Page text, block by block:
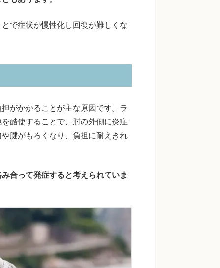
で症状が慢性化し回復が難しくな
がかかることが主な原因です。ラ
酷使することで、肘の外側に炎症
腱がもろくなり、負担に耐えきれ
合って発症すると考えられていま